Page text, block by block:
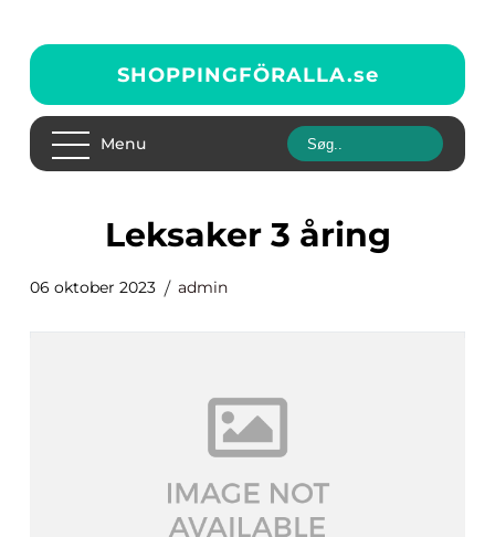
SHOPPINGFÖRALLA.se
Menu
leksaker 3 åring
06 oktober 2023 admin